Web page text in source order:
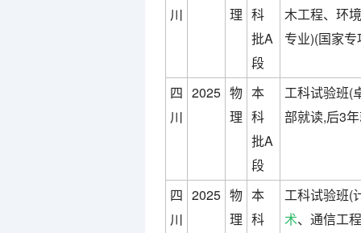
川
理 科
批A
段
木工程、环
专业)(国家专
四
川
2025 物
理
本
科
批A
段
工科试验班(
部就读,后3
四
川
2025 物
理
本
科
工科试验班(
术、通信工